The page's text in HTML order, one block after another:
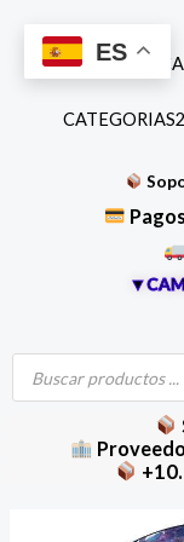
contenido
INICIO
CATEGORIAS2
Búsqueda
productos
ES